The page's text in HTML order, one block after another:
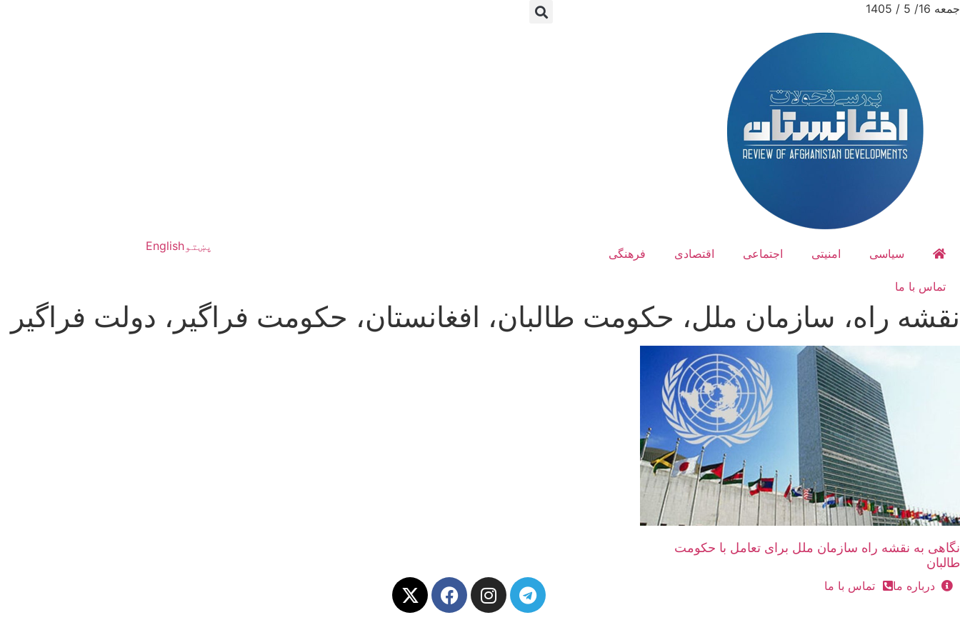
جمعه 16/ 5 / 1405
سیاسی امنیتی اجتماعی اقتصادی فرهنگی
تماس با ما
پښتوEnglish
نقشه راه، سازمان ملل، حکومت طالبان، افغانستان، حکومت فراگیر، دولت فراگیر
نگاهی به نقشه راه سازمان‌ ملل برای تعامل با حکومت
طالبان
درباره ما تماس با ما